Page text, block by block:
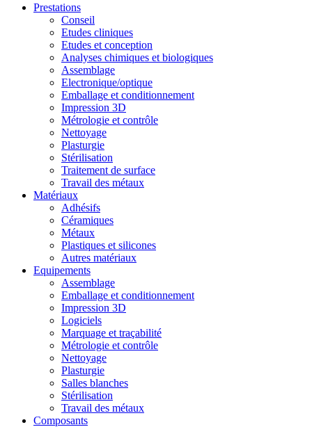
Prestations
Conseil
Etudes cliniques
Etudes et conception
Analyses chimiques et biologiques
Assemblage
Electronique/optique
Emballage et conditionnement
Impression 3D
Métrologie et contrôle
Nettoyage
Plasturgie
Stérilisation
Traitement de surface
Travail des métaux
Matériaux
Adhésifs
Céramiques
Métaux
Plastiques et silicones
Autres matériaux
Equipements
Assemblage
Emballage et conditionnement
Impression 3D
Logiciels
Marquage et traçabilité
Métrologie et contrôle
Nettoyage
Plasturgie
Salles blanches
Stérilisation
Travail des métaux
Composants